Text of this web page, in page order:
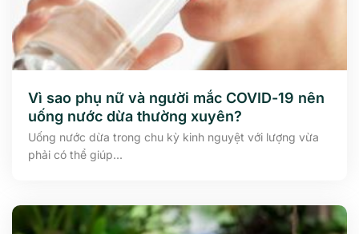
Vì sao phụ nữ và người mắc COVID-19 nên
uống nước dừa thường xuyên?
Uống nước dừa trong chu kỳ kinh nguyệt với lượng vừa
phải có thể giúp...